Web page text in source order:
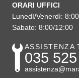
ORARI UFFICI
Lunedì/Venerdì:
Sabato: 8:00/12:00
ASSISTENZA
035